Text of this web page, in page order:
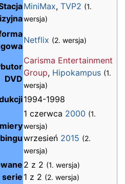
MiniMax, TVP2 (1.
wersja)
Netflix (2. wersja)
DVD
Carisma Entertainment
Group, Hipokampus (1.
wersja)
1994-1998
1 czerwca 2000 (1.
wersja)
wrzesień 2015 (2.
wersja)
serie
2 z 2 (1. wersja)
1 z 2 (2. wersja)